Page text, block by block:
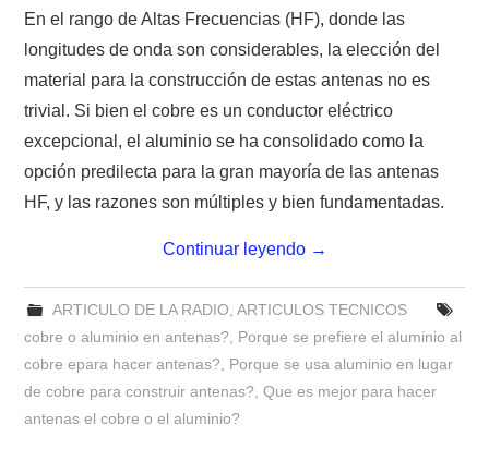
PLAN DE BANDAS DE
RADIOAFICIONADOS EN MEXICO
PROMOCIÓN DE LA RADIO AFICIÓN
SALÓN DE LA FAMA DEL CRECJ
SOLICITUD DE INGRESO
SOTA Y POTA
En el rango de Altas Frecuencias (HF), donde las
longitudes de onda son considerables, la elección del
material para la construcción de estas antenas no es
trivial. Si bien el cobre es un conductor eléctrico
excepcional, el aluminio se ha consolidado como la
opción predilecta para la gran mayoría de las antenas
HF, y las razones son múltiples y bien fundamentadas.
Continuar leyendo →
ARTICULO DE LA RADIO, ARTICULOS TECNICOS
cobre o aluminio en antenas?, Porque se prefiere el aluminio al
cobre epara hacer antenas?, Porque se usa aluminio en lugar
de cobre para construir antenas?,Que es mejor para hacer
antenas el cobre o el aluminio?